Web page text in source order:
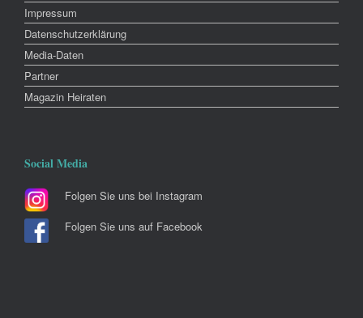
Impressum
Datenschutzerklärung
Media-Daten
Partner
Magazin Heiraten
Social Media
Folgen Sie uns bei Instagram
Folgen Sie uns auf Facebook